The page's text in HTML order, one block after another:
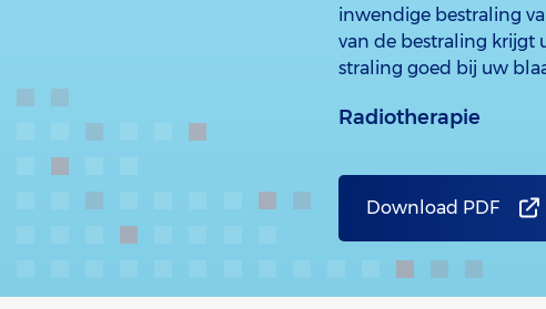
inwendige bestraling
van de bestraling krijgt
straling goed bij uw
Radiotherapie
Download PDF